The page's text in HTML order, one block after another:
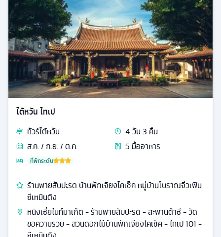
ไต้หวัน ไทเป
ทัวร์ไต้หวัน 4วัน3 คืน
ส.ค. / ก.ย. / ต.ค.
5 มื้ออาหาร
ที่พักระดับ
ร้านพายสับปะรด บ้านพักเจียงไคเช็ค หมู่บ้านโบราณจิ่วเฟิน
ซีเหมินติง
หนิงเซี่ยไนท์มาเก็ต - ร้านพายสับปะรด - สะพานต้าซี - วัด
ขอความรวย - สวนดอกไม้บ้านพักเจียงไคเช็ค - ไทเป 101 -